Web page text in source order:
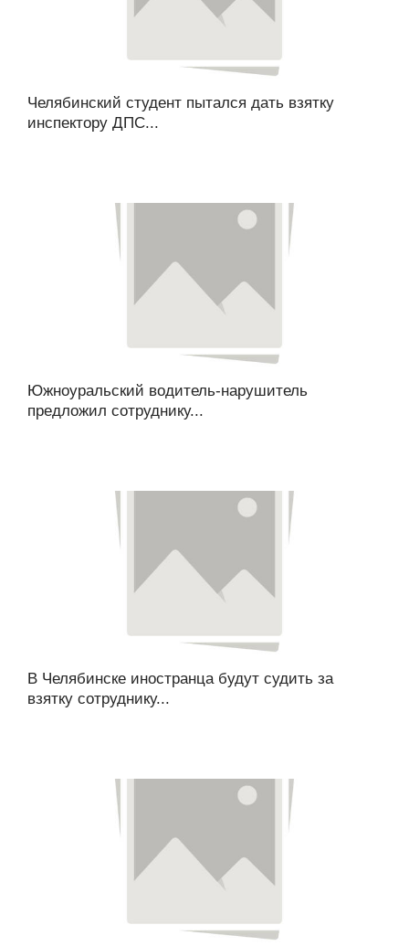
Челябинский студент пытался дать взятку
инспектору ДПС...
Южноуральский водитель-нарушитель
предложил сотруднику...
В Челябинске иностранца будут судить за
взятку сотруднику...